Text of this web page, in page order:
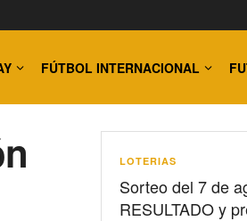
FÚTBOL INTERNACIONAL
LOTERIAS
Sorteo del 7 de
RESULTADO y